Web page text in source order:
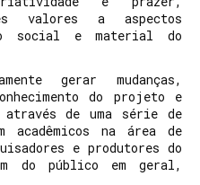
valores a aspectos
social e material do
gerar mudanças,
do projeto e
de uma série de
acadêmicos na área de
e produtores do
do público em geral,